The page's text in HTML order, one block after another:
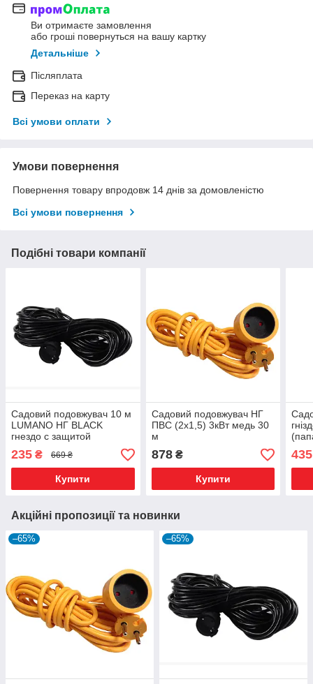
Ви отримаєте замовлення
або гроші повернуться на вашу картку
Детальніше
Післяплата
Переказ на карту
Всі умови оплати
Умови повернення
Повернення товару впродовж 14 днів за домовленістю
Всі умови повернення
Подібні товари компанії
Садовий подовжувач 10 м
LUMANO НГ BLACK
гнездо с защитой
(папа+мама) ПВС (2х1,0)
MAX 2кВт медь черный
235 ₴ 669 ₴
Купити
Садовий подовжувач НГ
ПВС (2х1,5) 3кВт медь 30
м
878₴
Купити
435
Акційні пропозиції та новинки
–65% –65%